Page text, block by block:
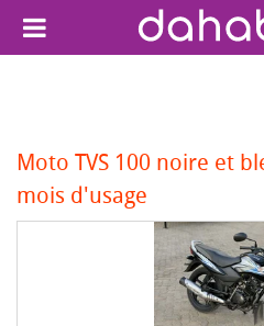
Moto TVS 100 noire et
mois d'usage